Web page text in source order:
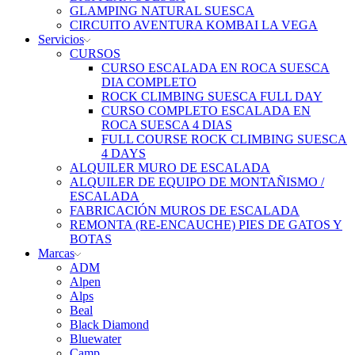
GLAMPING NATURAL SUESCA
CIRCUITO AVENTURA KOMBAI LA VEGA
Servicios
CURSOS
CURSO ESCALADA EN ROCA SUESCA
DIA COMPLETO
ROCK CLIMBING SUESCA FULL DAY
CURSO COMPLETO ESCALADA EN
ROCA SUESCA 4 DIAS
FULL COURSE ROCK CLIMBING SUESCA
4 DAYS
ALQUILER MURO DE ESCALADA
ALQUILER DE EQUIPO DE MONTAÑISMO /
ESCALADA
FABRICACIÓN MUROS DE ESCALADA
REMONTA (RE-ENCAUCHE) PIES DE GATOS Y
BOTAS
Marcas
ADM
Alpen
Alps
Beal
Black Diamond
Bluewater